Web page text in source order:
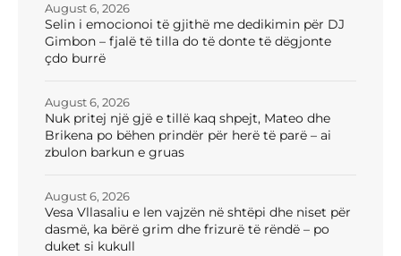
Selin i emocionoi të gjithë me dedikimin për DJ
Gimbon – fjalë të tilla do të donte të dëgjonte
çdo burrë
August 6, 2026
Nuk pritej një gjë e tillë kaq shpejt, Mateo dhe
Brikena po bëhen prindër për herë të parë – ai
zbulon barkun e gruas
August 6, 2026
Vesa Vllasaliu e len vajzën në shtëpi dhe niset për
dasmë, ka bërë grim dhe frizurë të rëndë – po
duket si kukull
August 6, 2026